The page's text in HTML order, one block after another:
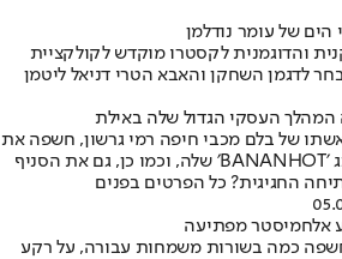
הים של עומר נודלמן
והדוגמנית לקסטרו מוקדש לקולקציית
לדגמן השחקן והאבא הטרי דניאל ליטמן
העסקי הגדול שלה באילת
של בלם מכבי חיפה רמי גרשון, חשפה את
הקולקציה החדשה של מותג ׳BANANHOT׳ שלה, וכמו כן, גם את הסניף
החגיגית? כל הפרטים בפנים
אלחמיסטר מפתיעה
כמה בשורות משמחות עבורה, על רקע